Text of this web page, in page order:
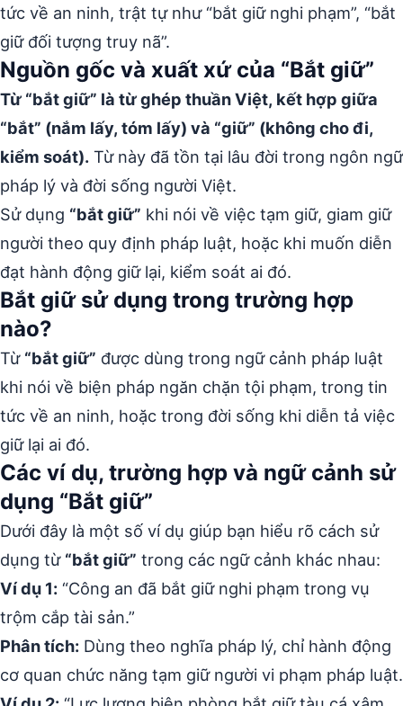
tức về an ninh, trật tự như “bắt giữ nghi phạm”, “bắt
giữ đối tượng truy nã”.
Nguồn gốc và xuất xứ của “Bắt giữ”
Từ “bắt giữ” là từ ghép thuần Việt, kết hợp giữa
“bắt” (nắm lấy, tóm lấy) và “giữ” (không cho đi,
kiểm soát). Từ này đã tồn tại lâu đời trong ngôn ngữ
pháp lý và đời sống người Việt.
Sử dụng “bắt giữ” khi nói về việc tạm giữ, giam giữ
người theo quy định pháp luật, hoặc khi muốn diễn
đạt hành động giữ lại, kiểm soát ai đó.
Bắt giữ sử dụng trong trường hợp
nào?
Từ “bắt giữ” được dùng trong ngữ cảnh pháp luật
khi nói về biện pháp ngăn chặn tội phạm, trong tin
tức về an ninh, hoặc trong đời sống khi diễn tả việc
giữ lại ai đó.
Các ví dụ, trường hợp và ngữ cảnh sử
dụng “Bắt giữ”
Dưới đây là một số ví dụ giúp bạn hiểu rõ cách sử
dụng từ “bắt giữ” trong các ngữ cảnh khác nhau:
Ví dụ 1: “Công an đã bắt giữ nghi phạm trong vụ
trộm cắp tài sản.”
Phân tích: Dùng theo nghĩa pháp lý, chỉ hành động
cơ quan chức năng tạm giữ người vi phạm pháp luật.